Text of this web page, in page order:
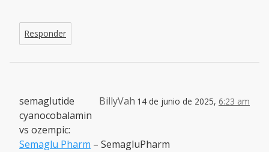
Responder
BillyVah 14 de junio de 2025, 6:23 am
semaglutide
cyanocobalamin
vs ozempic:
Semaglu Pharm – SemagluPharm